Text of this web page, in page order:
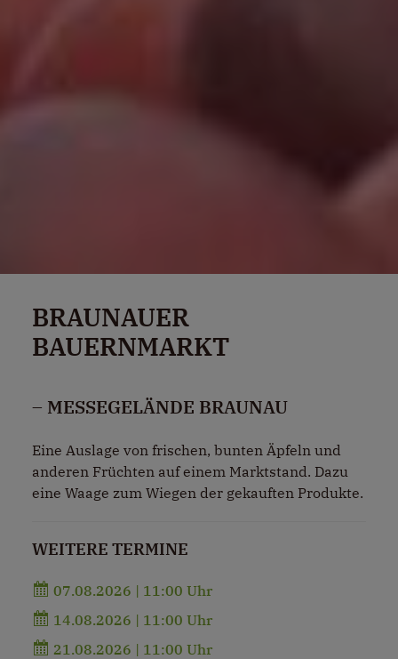
BRAUNAUER
BAUERNMARKT
– MESSEGELÄNDE BRAUNAU
Eine Auslage von frischen, bunten Äpfeln und
anderen Früchten auf einem Marktstand. Dazu
eine Waage zum Wiegen der gekauften Produkte.
WEITERE TERMINE
07.08.2026 | 11:00 Uhr
14.08.2026 | 11:00 Uhr
21.08.2026 | 11:00 Uhr